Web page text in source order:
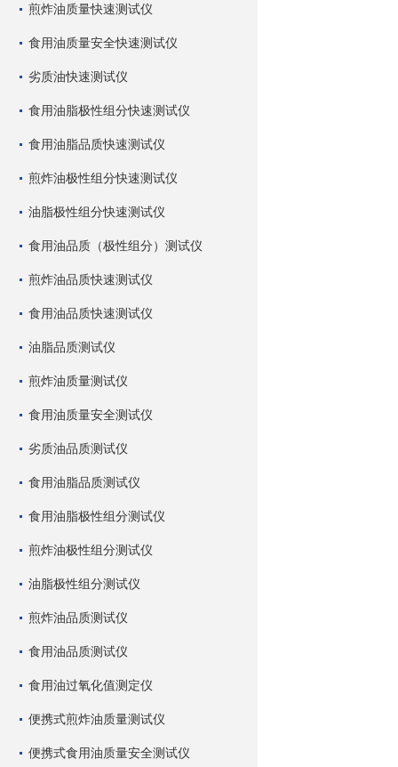
煎炸油质量快速测试仪
食用油质量安全快速测试仪
劣质油快速测试仪
食用油脂极性组分快速测试仪
食用油脂品质快速测试仪
煎炸油极性组分快速测试仪
油脂极性组分快速测试仪
食用油品质（极性组分）测试仪
煎炸油品质快速测试仪
食用油品质快速测试仪
油脂品质测试仪
煎炸油质量测试仪
食用油质量安全测试仪
劣质油品质测试仪
食用油脂品质测试仪
食用油脂极性组分测试仪
煎炸油极性组分测试仪
油脂极性组分测试仪
煎炸油品质测试仪
食用油品质测试仪
食用油过氧化值测定仪
便携式煎炸油质量测试仪
便携式食用油质量安全测试仪